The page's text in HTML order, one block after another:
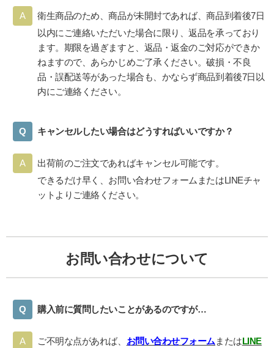
衛生商品のため、商品が未開封であれば、商品到着後7日
以内にご連絡いただいた場合に限り、返品を承っており
ます。期限を過ぎますと、返品・返金のご対応ができか
ねますので、あらかじめご了承ください。破損・不良
品・誤配送等があった場合も、かならず商品到着後7日以
内にご連絡ください。
キャンセルしたい場合はどうすればいいですか？
出荷前のご注文であればキャンセル可能です。
できるだけ早く、お問い合わせフォームまたはLINEチャ
ットよりご連絡ください。
お問い合わせについて
購入前に質問したいことがあるのですが…
ご不明な点があれば、 お問い合わせフォーム またはLINE